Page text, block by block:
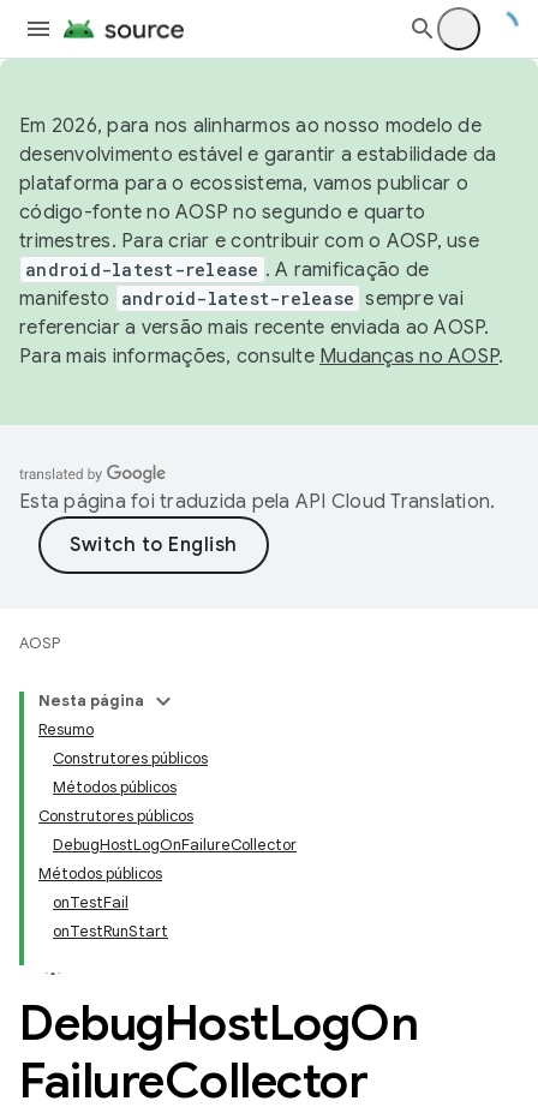
Em 2026, para nos alinharmos ao nosso modelo de
desenvolvimento estável e garantir a estabilidade da
plataforma para o ecossistema, vamos publicar o
código-fonte no AOSP no segundo e quarto
trimestres. Para criar e contribuir com o AOSP, use
android-latest-release . A ramificação de
manifesto
android-latest-release sempre vai
referenciar a versão mais recente enviada ao AOSP.
Para mais informações, consulte Mudanças no AOSP.
Esta página foi traduzida pela API Cloud Translation.
AOSP
Nesta página
Resumo
Construtores públicos
Métodos públicos
Construtores públicos
DebugHostLogOnFailureCollector
Métodos públicos
onTestFail
onTestRunStart
DebugHostLogOn
FailureCollector